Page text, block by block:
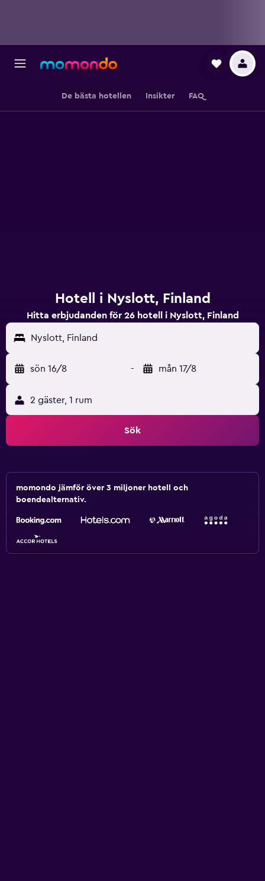
De bästa hotellen Insikter FAQ
Hotell i Nyslott, Finland
Hitta erbjudanden för 26 hotell i Nyslott, Finland
Nyslott, Finland
sön 16/8 - mån 17/8
2 gäster, 1 rum
Sök
momondo jämför över 3 miljoner hotell och
boendealternativ.